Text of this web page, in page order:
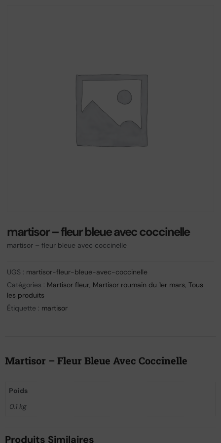
martisor – fleur bleue avec coccinelle
martisor – fleur bleue avec coccinelle
UGS : martisor-fleur-bleue-avec-coccinelle
Catégories : Martisor fleur Martisor roumain du 1er mars ,Tous
les produits
Étiquette : martisor
Martisor – Fleur Bleue Avec Coccinelle
Poids
0.1 kg
Produits Similaires